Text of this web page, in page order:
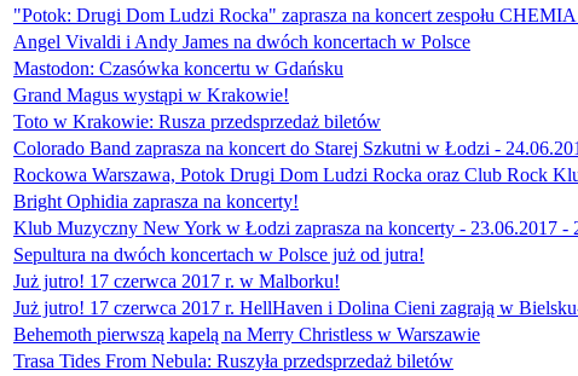
"Potok: Drugi Dom Ludzi Rocka" zaprasza na koncert zespołu
Angel Vivaldi i Andy James na dwóch koncertach w Polsce
Mastodon: Czasówka koncertu w Gdańsku
Grand Magus wystąpi w Krakowie!
Toto w Krakowie: Rusza przedsprzedaż biletów
Colorado Band zaprasza na koncert do Starej Szkutni w Łodzi -
Rockowa Warszawa, Potok Drugi Dom Ludzi Rocka oraz Club Rock
Bright Ophidia zaprasza na koncerty!
Klub Muzyczny New York w Łodzi zaprasza na koncerty - 23.06.2017 -
Sepultura na dwóch koncertach w Polsce już od jutra!
Już jutro! 17 czerwca 2017 r. w Malborku!
Już jutro! 17 czerwca 2017 r. HellHaven i Dolina Cieni zagrają w
Behemoth pierwszą kapelą na Merry Christless w Warszawie
Trasa Tides From Nebula: Ruszyła przedsprzedaż biletów